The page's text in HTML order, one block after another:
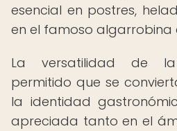
esencial en postres,
en el famoso algarrobina
La versatilidad de
permitido que se
la identidad
apreciada tanto en el